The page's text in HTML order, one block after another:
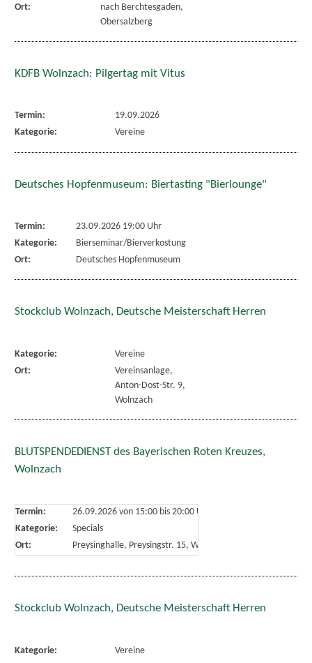
Ort:
nach Berchtesgaden,
Obersalzberg
KDFB Wolnzach: Pilgertag mit Vitus
Termin:
19.09.2026
Kategorie:
Vereine
Deutsches Hopfenmuseum: Biertasting "Bierlounge"
Termin:
23.09.2026 19:00 Uhr
Kategorie:
Bierseminar/Bierverkostung
Ort:
Deutsches Hopfenmuseum
Stockclub Wolnzach, Deutsche Meisterschaft Herren
Kategorie:
Vereine
Ort:
Vereinsanlage,
Anton-Dost-Str. 9,
Wolnzach
BLUTSPENDEDIENST des Bayerischen Roten Kreuzes,
Wolnzach
Termin: 26.09.2026 von 15:00bis 20:00 Uhr
Kategorie:
Specials
Ort:
Preysinghalle, Preysingstr. 15, Wolnzach
Stockclub Wolnzach, Deutsche Meisterschaft Herren
Kategorie:
Vereine